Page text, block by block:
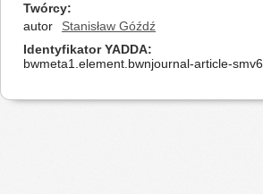
Twórcy
autor
Stanisław Góźdź
Identyfikator YADDA
bwmeta1.element.bwnjournal-article-